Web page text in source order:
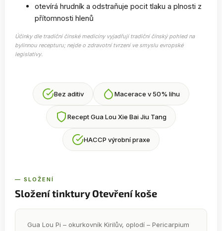
otevírá hrudník a odstraňuje pocit tlaku a plnosti z
přítomnosti hlenů
Účinky dle tradiční čínské medicíny vyjadřují tradiční čínský pohled na
bylinnou recepturu; nejde o zdravotní tvrzení ve smyslu evropské
legislativy.
Bez aditiv Macerace v 50% lihu
Recept Gua Lou Xie Bai Jiu Tang
HACCP výrobní praxe
— SLOŽENÍ
Složení tinktury Otevření koše
Gua Lou Pi – okurkovník Kirilův, oplodí – Pericarpium